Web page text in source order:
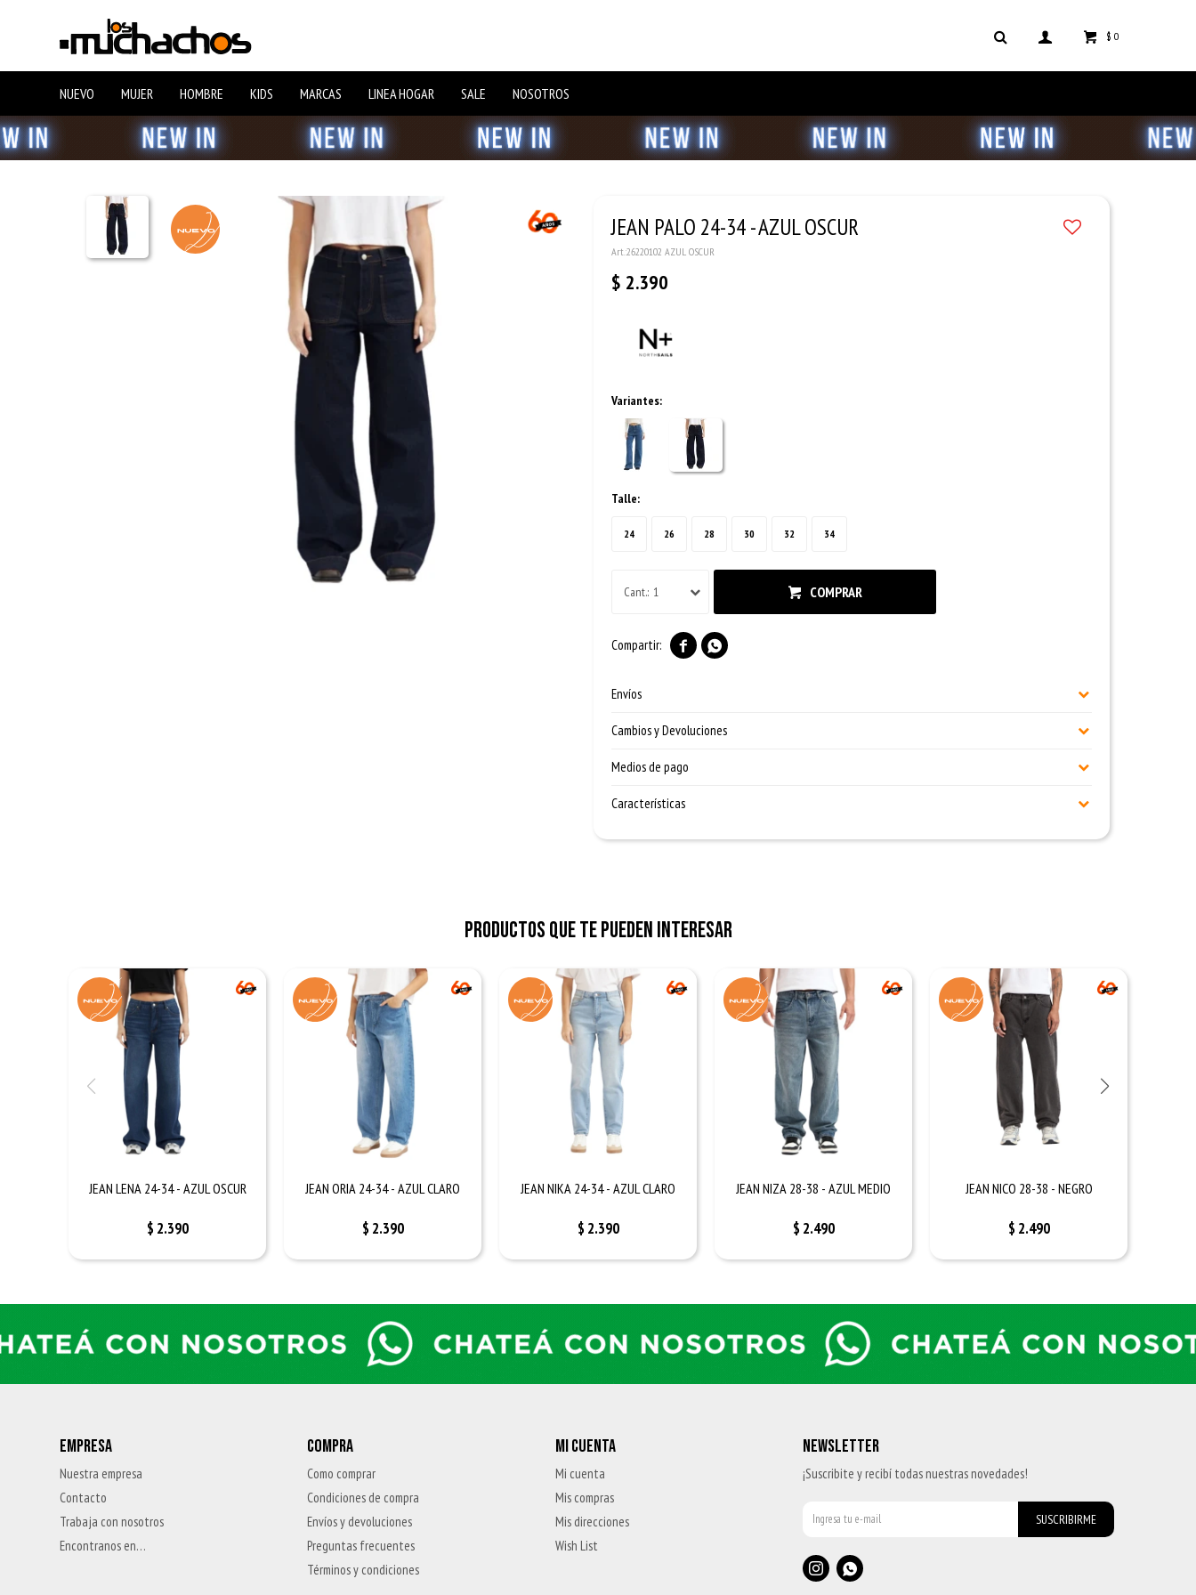
NUEVO MUJER HOMBRE KIDS MARCAS LINEA HOGAR SALE NOSOTROS
$ 0
JEAN PALO 24-34 - AZUL OSCUR
26220102 AZUL OSCUR
$ 2.390
Variantes:
Talle:
24 26 28 30 32 34
1 COMPRAR
 
Envíos
Cambios y Devoluciones
Medios de pago
Características
Productos que te pueden interesar
JEAN LENA 24-34 - AZUL OSCUR
$ 2.390
JEAN ORIA 24-34 - AZUL CLARO
$ 2.390
JEAN NIKA 24-34 - AZUL CLARO
$ 2.390
JEAN NIZA 28-38 - AZUL MEDIO
$ 2.490
JEAN NICO 28-38 - NEGRO
$ 2.490
EMPRESA
Nuestra empresa
Contacto
Trabaja con nosotros
Encontranos en…
COMPRA
Como comprar
Condiciones de compra
Envíos y devoluciones
Preguntas frecuentes
Términos y condiciones
MI CUENTA
Mi cuenta
Mis compras
Mis direcciones
Wish List
NEWSLETTER
¡Suscribite y recibí todas nuestras novedades!
SUSCRIBIRME
 